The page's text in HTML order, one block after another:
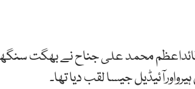
قائداعظم محمد علی جناح نے بھگت
جیسا لقب دیا تھا۔